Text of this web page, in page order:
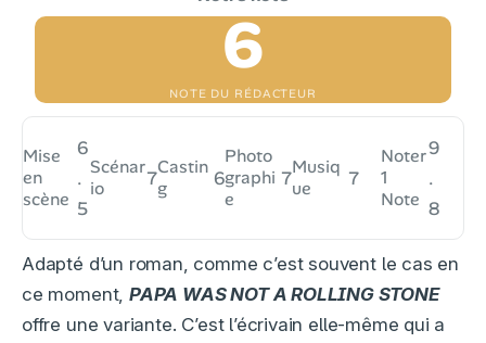
Mise
en
scène
6
.
5
Scénar
io
7Castin
g
6
Photo
graphi
e
7Musiq
ue
7
Noter
1
Note
9
.
8
6
NOTE DU RÉDACTEUR
Adapté d’un roman, comme c’est souvent le cas en
ce moment, PAPA WAS NOT A ROLLING STONE
offre une variante. C’est l’écrivain elle-même qui a